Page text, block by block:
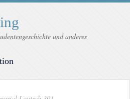
und anderes